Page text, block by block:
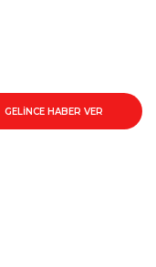
GELİNCE HABER VER